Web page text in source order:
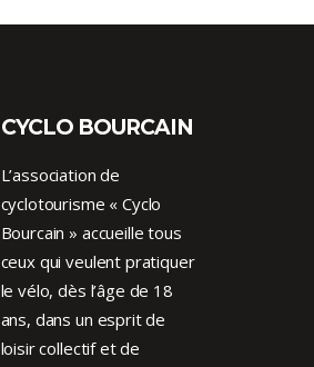
CYCLO BOURCAIN
L’association de
cyclotourisme « Cyclo
Bourcain » accueille tous
ceux qui veulent pratiquer
le vélo, dès l’âge de 18
ans, dans un esprit de
loisir collectif et de